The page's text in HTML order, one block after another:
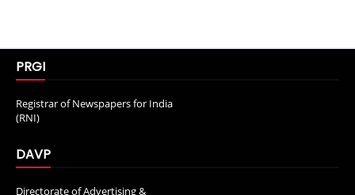
PRGI
Registrar of Newspapers for India
(RNI)
DAVP
Directorate of Advertising &